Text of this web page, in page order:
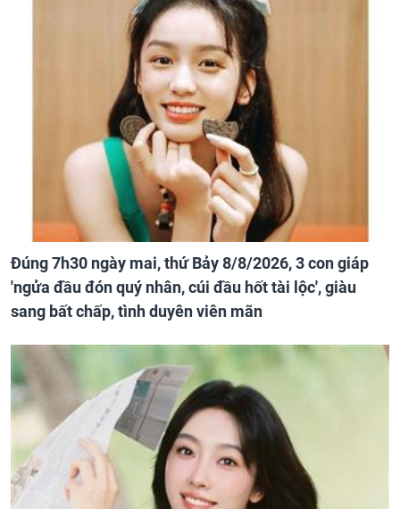
Đúng 7h30 ngày mai, thứ Bảy 8/8/2026, 3 con giáp
'ngửa đầu đón quý nhân, cúi đầu hốt tài lộc', giàu
sang bất chấp, tình duyên viên mãn